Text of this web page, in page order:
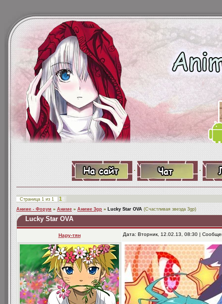
· ·
Страница 1 из 1 1
Аниме - Форум » Аниме » Аниме 3gp » Lucky Star OVA (Счастливая звезда 3gp)
Lucky Star OVA
Нару-тян Дата: Вторник, 12.02.13, 08:30 |